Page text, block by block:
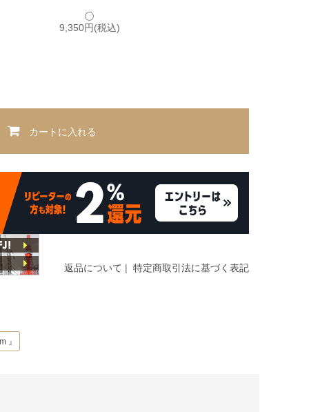
9,350円(税込)
カートに入れる
返品について | 特定商取引法に基づく表記
』